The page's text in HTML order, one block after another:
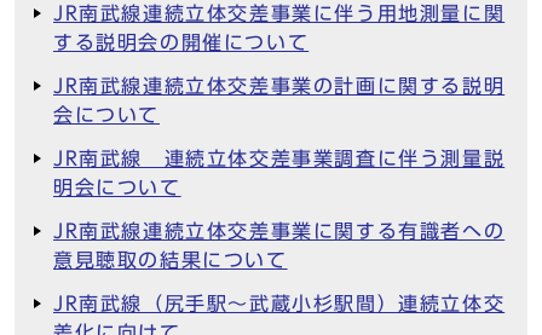
JR南武線連続立体交差事業に伴う用地測量に関
する説明会の開催について
JR南武線連続立体交差事業の計画に関する説明
会について
JR南武線 連続立体交差事業調査に伴う測量説
明会について
JR南武線連続立体交差事業に関する有識者への
意見聴取の結果について
JR南武線（尻手駅～武蔵小杉駅間）連続立体交